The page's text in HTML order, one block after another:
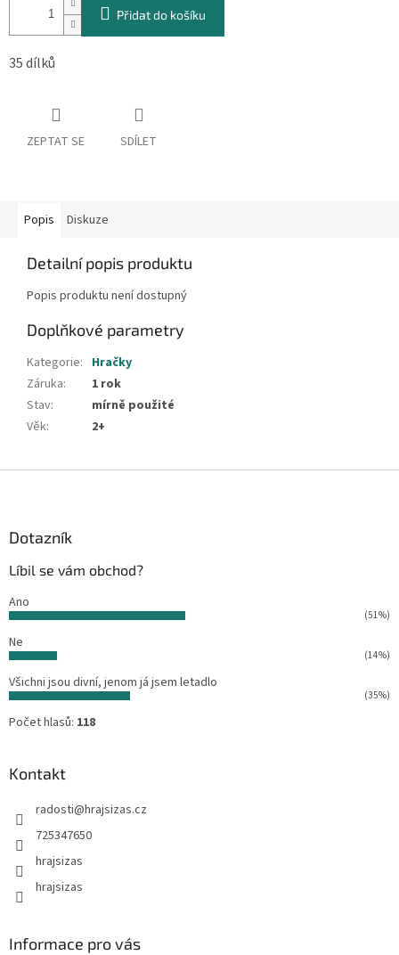
Přidat do košíku
35 dílků
ZEPTAT SE SDÍLET
Popis Diskuze
Detailní popis produktu
Popis produktu není dostupný
Doplňkové parametry
Kategorie: Hračky
Záruka:
1 rok
Stav:
mírně použité
Věk: 2+
Dotazník
Líbil se vám obchod?
Ano
(51%)
Ne
(14%)
Všichni jsou divní, jenom já jsem letadlo
(35%)
Počet hlasů: 118
Kontakt
radosti@hrajsizas.cz
725347650
hrajsizas
hrajsizas
Informace pro vás